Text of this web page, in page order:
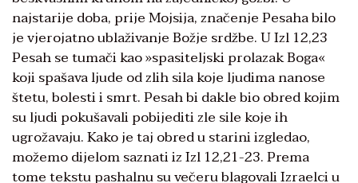
najstarije doba, prije Mojsija, značenje Pesaha bilo
je vjerojatno ublaživanje Božje srdžbe. U Izl 12,23
Pesah se tumači kao »spasiteljski prolazak Boga«
koji spašava ljude od zlih sila koje ljudima nanose
štetu, bolesti i smrt. Pesah bi dakle bio obred kojim
su ljudi pokušavali pobijediti zle sile koje ih
ugrožavaju. Kako je taj obred u starini izgledao,
možemo dijelom saznati iz Izl 12,21-23. Prema
tome tekstu pashalnu su večeru blagovali Izraelci u